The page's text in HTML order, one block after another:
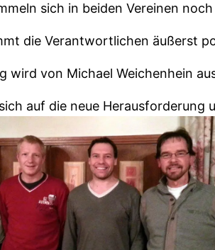
sich in beiden Vereinen
die Verantwortlichen äußerst
wird von Michael Weichenhein
auf die neue